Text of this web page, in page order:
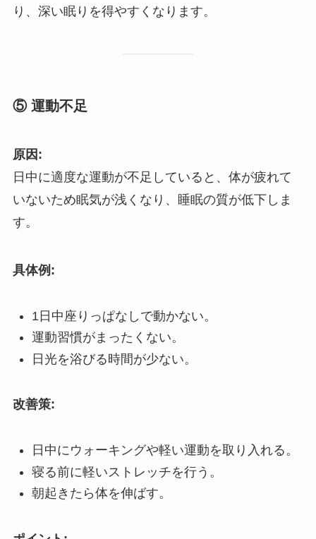
り、深い眠りを得やすくなります。
⑤ 運動不足
原因:
日中に適度な運動が不足していると、体が疲れて
いないため眠気が浅くなり、睡眠の質が低下しま
す。
具体例:
1日中座りっぱなしで動かない。
運動習慣がまったくない。
日光を浴びる時間が少ない。
改善策:
日中にウォーキングや軽い運動を取り入れる。
寝る前に軽いストレッチを行う。
朝起きたら体を伸ばす。